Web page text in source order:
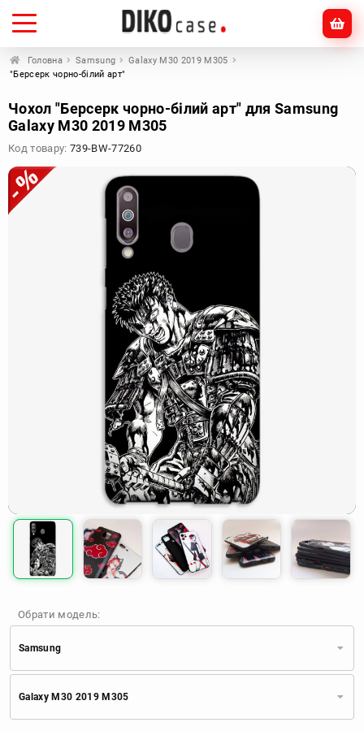
Головна Samsung
Galaxy M30 2019 M305
"Берсерк чорно-білий арт"
Чохол "Берсерк чорно-білий арт" для Samsung
Galaxy M30 2019 M305
Код товару: 739-BW-77260
Обрати модель:
Samsung
Apple
Huawei
TECNO
Galaxy M30 2019 M305